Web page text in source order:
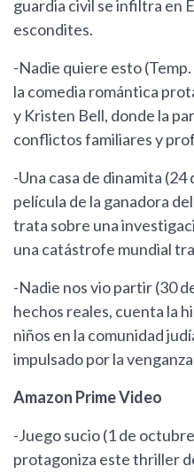
guardia civil se infiltra en
escondites.
-Nadie quiere esto
la comedia romántica
y Kristen Bell, donde la
conflictos familiares y
-Una casa de dinamita
película de la ganadora
trata sobre una
una catástrofe mundial
-Nadie nos vio partir (30
hechos reales, cuenta la
niños en la comunidad
impulsado por la
Amazon Prime Video
-Juego sucio (1 de
protagoniza este thriller